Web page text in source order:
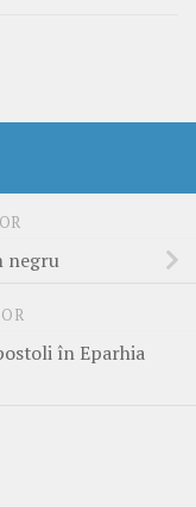
negru
în Eparhia